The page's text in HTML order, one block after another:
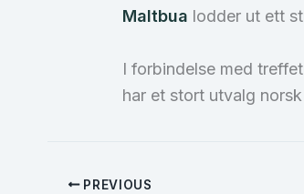
Maltbua lodder ut ett
I forbindelse med
har et stort utvalg
PREVIOUS